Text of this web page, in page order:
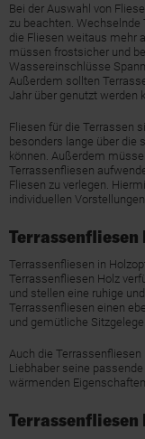
Bei der Auswahl von
zu beachten.
die Fliesen weitaus mehr
müssen frostsicher und
Wassereinschlüsse
Außerdem sollten
Jahr über genutzt werden
Fliesen für die Terrassen
besonders lange über die
können. Außerdem
Terrassenfliesen
Fliesen zu verlegen.
individuellen
Terrassenfliesen
Terrassenfliesen in
Terrassenfliesen Holz
und stellen eine ruhige
Terrassenfliesen einen
und gemütliche
Auch die
Liebhaber seine
wärmenden
Terrassenfliesen